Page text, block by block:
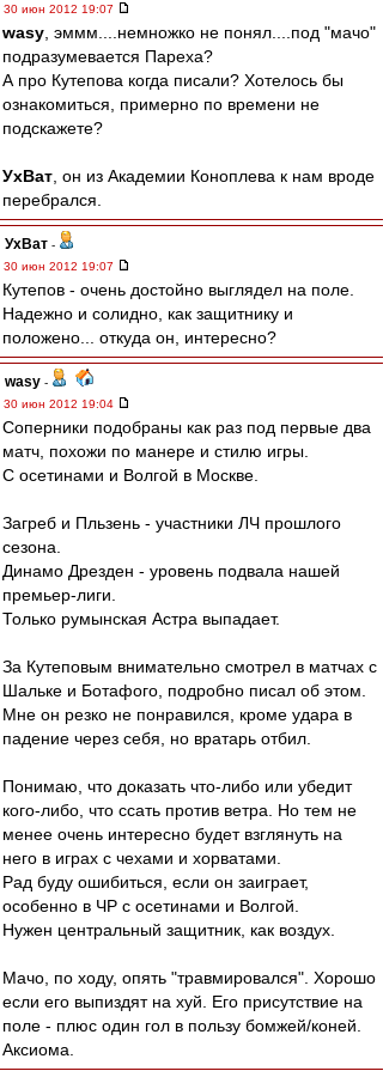
30 июн 2012 19:07
wasy , эммм....немножко не понял....под "мачо"
подразумевается Пареха?
А про Кутепова когда писали? Хотелось бы
ознакомиться, примерно по времени не
подскажете?
УхВат , он из Академии Коноплева к нам вроде
перебрался.
УхВат -
30 июн 2012 19:07
Кутепов - очень достойно выглядел на поле.
Надежно и солидно, как защитнику и
положено... откуда он, интересно?
wasy -
30 июн 2012 19:04
Соперники подобраны как раз под первые два
матч, похожи по манере и стилю игры.
С осетинами и Волгой в Москве.
Загреб и Пльзень - участники ЛЧ прошлого
сезона.
Динамо Дрезден - уровень подвала нашей
премьер-лиги.
Только румынская Астра выпадает.
За Кутеповым внимательно смотрел в матчах с
Шальке и Ботафого, подробно писал об этом.
Мне он резко не понравился, кроме удара в
падение через себя, но вратарь отбил.
Понимаю, что доказать что-либо или убедит
кого-либо, что ссать против ветра. Но тем не
менее очень интересно будет взглянуть на
него в играх с чехами и хорватами.
Рад буду ошибиться, если он заиграет,
особенно в ЧР с осетинами и Волгой.
Нужен центральный защитник, как воздух.
Мачо, по ходу, опять "травмировался". Хорошо
если его выпиздят на хуй. Его присутствие на
поле - плюс один гол в пользу бомжей/коней.
Аксиома.